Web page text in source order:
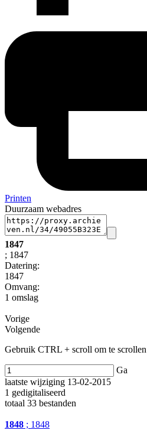
Printen
Duurzaam webadres
1847
; 1847
Datering:
1847
Omvang:
1 omslag
Vorige
Volgende
Gebruik CTRL + scroll om te scrollen
Ga
laatste wijziging 13-02-2015
1 gedigitaliseerd
totaal 33 bestanden
1848 ; 1848